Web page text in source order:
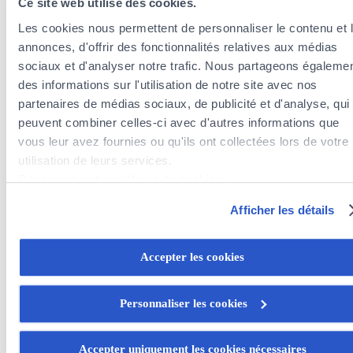
Ce site web utilise des cookies.
Les cookies nous permettent de personnaliser le contenu et
annonces, d'offrir des fonctionnalités relatives aux médias
sociaux et d'analyser notre trafic. Nous partageons
des informations sur l'utilisation de notre site avec nos
partenaires de médias sociaux, de publicité et d'analyse, qui
peuvent combiner celles-ci avec d'autres informations que
vous leur avez fournies ou qu'ils ont collectées lors de votre
utilisation de leurs services.
Découvrez notre politique de cookies :
Vous avez la possibilité de retirer votre consentement à tout
moment en cliquant sur le lien "gestion des cookies" en bas
Certains de ces cookies sont strictement nécessaires au
fonctionnement du site. Notez que si vous désactivez des
Afficher les détails
Accepter les cookies
Personnaliser les cookies
Accepter uniquement les cookies nécessaires
3 août 2026